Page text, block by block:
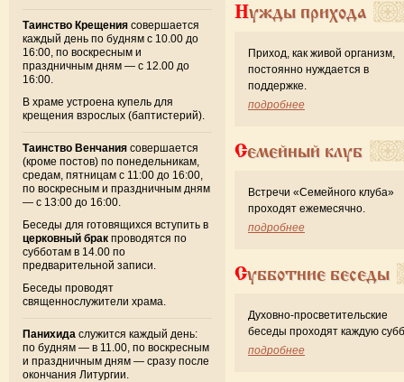
Таинство Крещения совершается
каждый день по будням с 10.00 до
16:00, по воскресным и
праздничным дням — с 12.00 до
16:00.
В храме устроена купель для
крещения взрослых (баптистерий).
Таинство Венчания совершается
(кроме постов) по понедельникам,
средам, пятницам с 11:00 до 16:00,
по воскресным и праздничным дням
— с 13:00 до 16:00.
Беседы для готовящихся вступить в
церковный брак проводятся по
субботам в 14.00 по
предварительной записи.
Беседы проводят
священнослужители храма.
Панихида служится каждый день:
по будням — в 11.00, по воскресным
и праздничным дням — сразу после
окончания Литургии.
Нужды прихода
Приход, как живой организм,
постоянно нуждается в
поддержке.
подробнее
Семейный клуб
Встречи «Семейного клуба»
проходят ежемесячно.
подробнее
Субботние беседы
Духовно-просветительские
беседы проходят каждую
подробнее